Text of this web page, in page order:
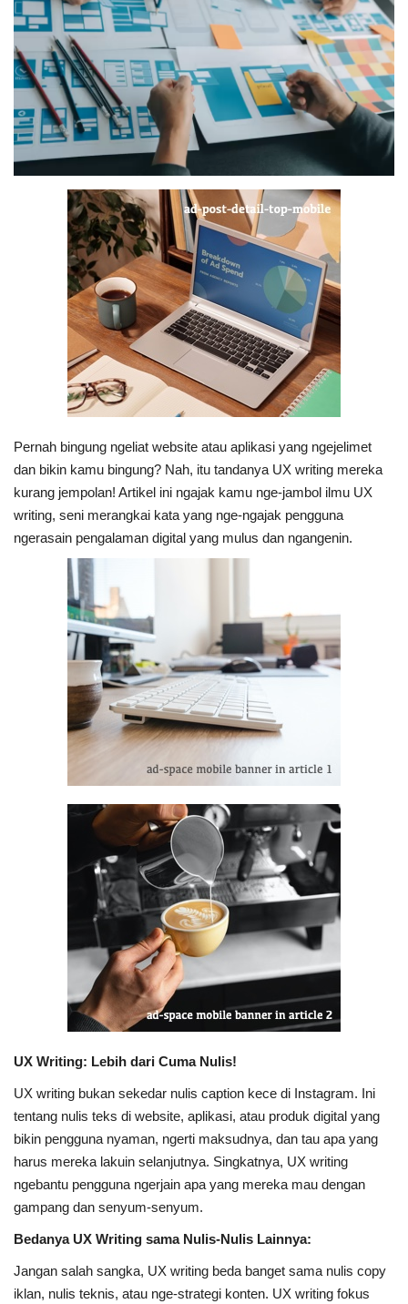
Digital Marketing
The Lounge
Pernah bingung ngeliat website atau aplikasi yang ngejelimet
dan bikin kamu bingung? Nah, itu tandanya UX writing mereka
kurang jempolan! Artikel ini ngajak kamu nge-jambol ilmu UX
writing, seni merangkai kata yang nge-ngajak pengguna
ngerasain pengalaman digital yang mulus dan ngangenin.
UX Writing: Lebih dari Cuma Nulis!
UX writing bukan sekedar nulis caption kece di Instagram. Ini
tentang nulis teks di website, aplikasi, atau produk digital yang
bikin pengguna nyaman, ngerti maksudnya, dan tau apa yang
harus mereka lakuin selanjutnya. Singkatnya, UX writing
ngebantu pengguna ngerjain apa yang mereka mau dengan
gampang dan senyum-senyum.
Bedanya UX Writing sama Nulis-Nulis Lainnya:
Jangan salah sangka, UX writing beda banget sama nulis copy
iklan, nulis teknis, atau nge-strategi konten. UX writing fokus